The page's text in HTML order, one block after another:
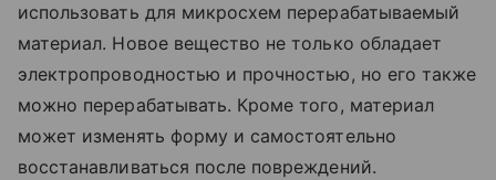
использовать для микросхем перерабатываемый
материал. Новое вещество не только обладает
электропроводностью и прочностью, но его также
можно перерабатывать. Кроме того, материал
может изменять форму и самостоятельно
восстанавливаться после повреждений.